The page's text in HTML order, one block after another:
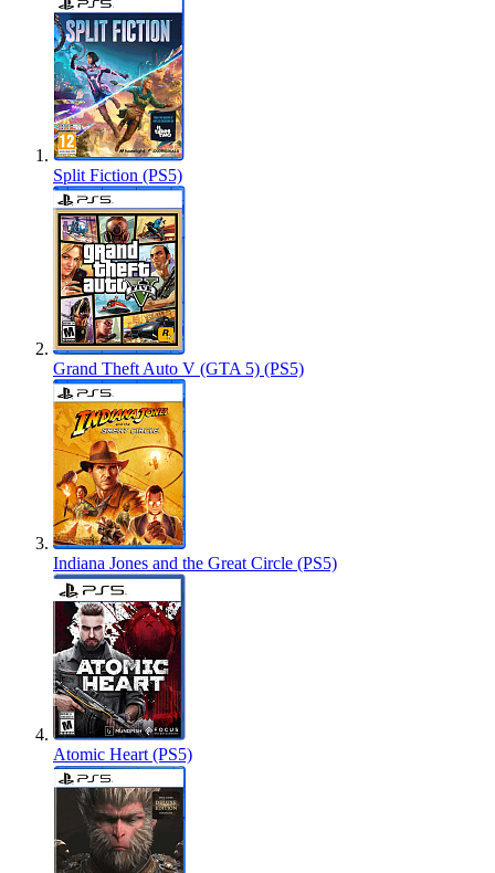
Split Fiction (PS5)
Grand Theft Auto V (GTA 5) (PS5)
Indiana Jones and the Great Circle (PS5)
Atomic Heart (PS5)